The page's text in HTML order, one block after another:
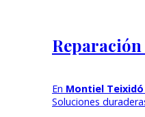
En Montiel Teixidó
Soluciones